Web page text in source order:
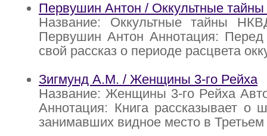
Первушин Антон / Оккультные
Название: Оккультные тайны
Первушин Антон Аннотация: Перед
свой рассказ о периоде расцвета
Зигмунд А.М. / Женщины 3-го Рейха
Название: Женщины 3-го Рейха
Аннотация: Книга рассказывает о
занимавших видное место в